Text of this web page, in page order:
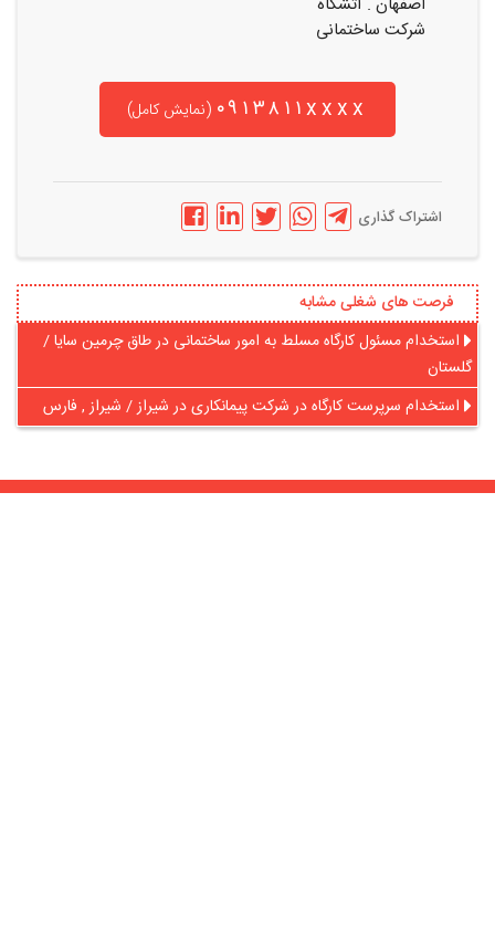
شرکت ساختمانی
۰۹۱۳۸۱۱xxxx (نمایش کامل)
اشتراک گذاری
فرصت های شغلی مشابه
استخدام مسئول کارگاه مسلط به امور ساختمانی در طاق چرمین سایا /
گلستان
استخدام سرپرست کارگاه در شرکت پیمانکاری در شیراز / شیراز , فارس